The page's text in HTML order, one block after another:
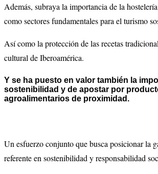
Además, subraya la importancia de la
como sectores fundamentales para el turismo
Así como la protección de las recetas
cultural de Iberoamérica.
Y se ha puesto en valor también la
sostenibilidad y de apostar por
agroalimentarios de proximidad.
Un esfuerzo conjunto que busca posicionar la
referente en sostenibilidad y responsabilidad